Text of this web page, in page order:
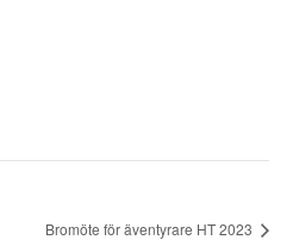
Bromöte för äventyrare HT 2023